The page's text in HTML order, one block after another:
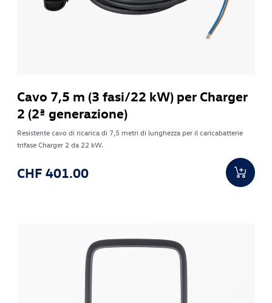
Cavo 7,5 m (3 fasi/22 kW) per Charger
2 (2ª generazione)
Resistente cavo di ricarica di 7,5 metri di lunghezza per il caricabatterie
trifase Charger 2 da 22 kW.
CHF 401.00